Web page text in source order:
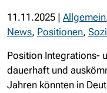
11.11.2025 | Allgemein
News, Positionen,
Position Integrations-
dauerhaft und
Jahren könnten in